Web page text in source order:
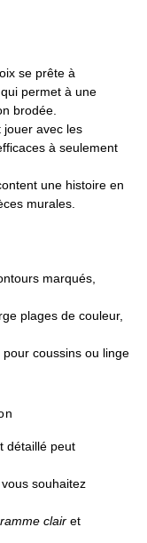
se prête à
permet à une
brodée.
jouer avec les
à seulement
une histoire en
murales.
marqués,
plages de couleur,
coussins ou linge
détaillé peut
souhaitez
clair et